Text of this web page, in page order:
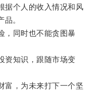
个人的收入情况和风
。
同时也不能贪图暴
知识，跟随市场变
，为未来打下一个坚